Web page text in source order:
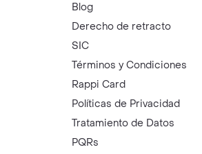
Blog
Derecho de retracto
SIC
Términos y Condiciones
Rappi Card
Políticas de Privacidad
Tratamiento de Datos
PQRs